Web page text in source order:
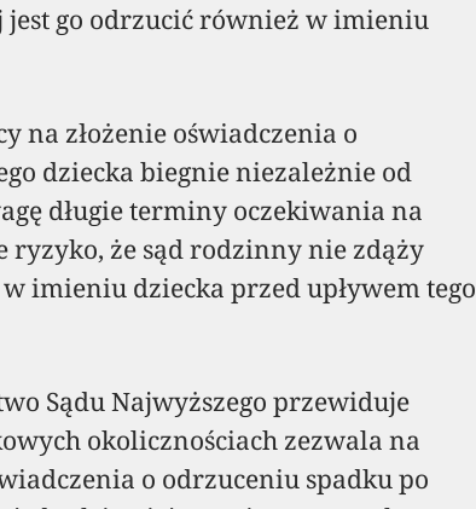
jest go odrzucić również w imieniu
na złożenie oświadczenia o
dziecka biegnie niezależnie od
długie terminy oczekiwania na
ryzyko, że sąd rodzinny nie zdąży
imieniu dziecka przed upływem tego
Sądu Najwyższego przewiduje
okolicznościach zezwala na
o odrzuceniu spadku po